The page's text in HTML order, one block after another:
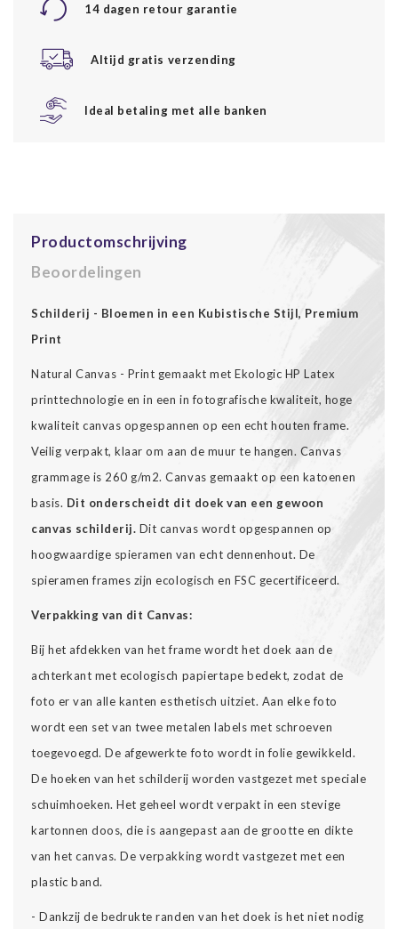
14 dagen retour garantie
Altijd gratis verzending
Ideal betaling met alle banken
Productomschrijving
Beoordelingen
Schilderij - Bloemen in een Kubistische Stijl, Premium
Print
Natural Canvas - Print gemaakt met Ekologic HP Latex
printtechnologie en in een in fotografische kwaliteit, hoge
kwaliteit canvas opgespannen op een echt houten frame.
Veilig verpakt, klaar om aan de muur te hangen. Canvas
grammage is 260 g/m2. Canvas gemaakt op een katoenen
basis. Dit onderscheidt dit doek van een gewoon
canvas schilderij. Dit canvas wordt opgespannen op
hoogwaardige spieramen van echt dennenhout. De
spieramen frames zijn ecologisch en FSC gecertificeerd.
Verpakking van dit Canvas:
Bij het afdekken van het frame wordt het doek aan de
achterkant met ecologisch papiertape bedekt, zodat de
foto er van alle kanten esthetisch uitziet. Aan elke foto
wordt een set van twee metalen labels met schroeven
toegevoegd. De afgewerkte foto wordt in folie gewikkeld.
De hoeken van het schilderij worden vastgezet met speciale
schuimhoeken. Het geheel wordt verpakt in een stevige
kartonnen doos, die is aangepast aan de grootte en dikte
van het canvas. De verpakking wordt vastgezet met een
plastic band.
- Dankzij de bedrukte randen van het doek is het niet nodig